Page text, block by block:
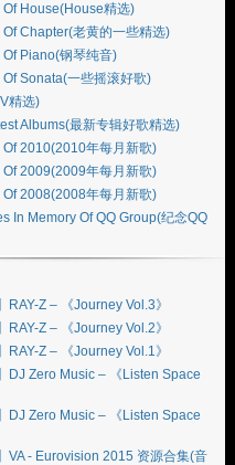
Of House(House精选)
Of Chapter(老黄的一些精选)
Of Piano(钢琴纯音)
Of Sonata(一些摇滚好歌)
精选)
Albums(最新专辑好歌精选)
Of 2010(2010年每月新歌)
Of 2009(2009年每月新歌)
Of 2008(2008年每月新歌)
In Memory Of QQ Group(纪念QQ
RAY-Z – 《Journey Vol.3》
RAY-Z – 《Journey Vol.2》
RAY-Z – 《Journey Vol.1》
DJ Zero Music – 《Listen Space
DJ Zero Music – 《Listen Space
VA - Eurovision 2015 资源合集(音